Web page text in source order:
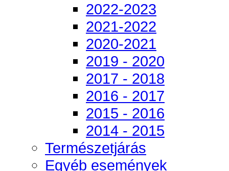
2022-2023
2021-2022
2020-2021
2019 - 2020
2017 - 2018
2016 - 2017
2015 - 2016
2014 - 2015
Természetjárás
Egyéb események